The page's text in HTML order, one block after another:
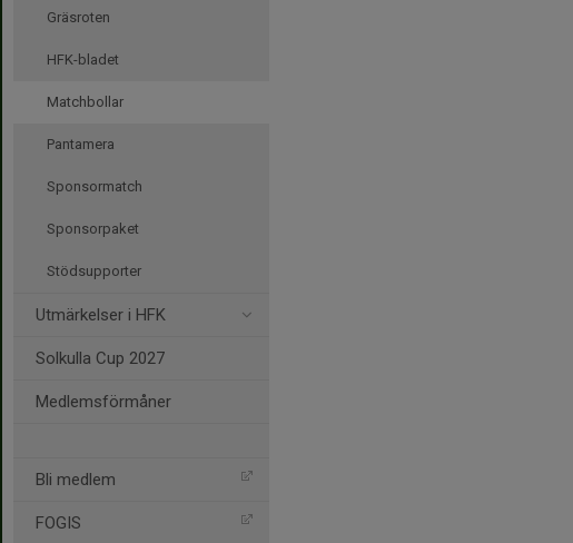
Gräsroten
HFK-bladet
Matchbollar
Pantamera
Sponsormatch
Sponsorpaket
Stödsupporter
Utmärkelser i HFK
Solkulla Cup 2027
Medlemsförmåner
Bli medlem
FOGIS